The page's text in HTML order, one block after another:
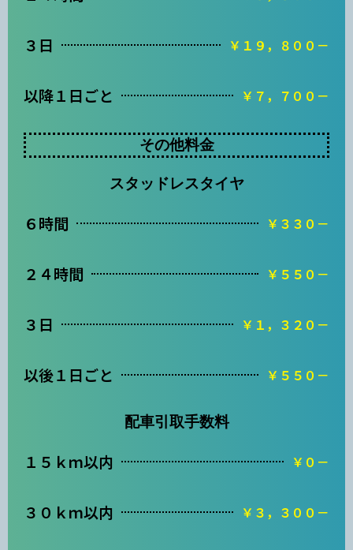
３日 ￥１９，８００－
以降１日ごと ￥７，７００－
その他料金
スタッドレスタイヤ
６時間 ￥３３０－
２４時間 ￥５５０－
３日 ￥１，３２０－
以後１日ごと ￥５５０－
配車引取手数料
１５ｋｍ以内 ￥０－
３０ｋｍ以内 ￥３，３００－